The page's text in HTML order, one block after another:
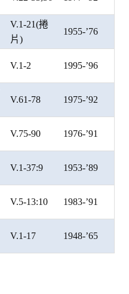
V.1-21(捲
片)
1955-’76
V.1-2 1995-’96
V.61-78 1975-’92
V.75-90 1976-’91
V.1-37:9 1953-’89
V.5-13:10 1983-’91
V.1-17 1948-’65